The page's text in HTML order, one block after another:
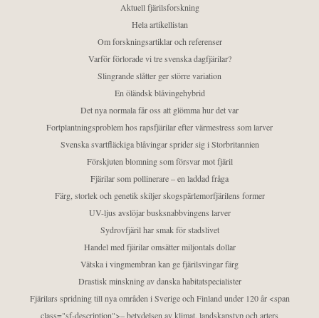
Aktuell fjärilsforskning
Hela artikellistan
Om forskningsartiklar och referenser
Varför förlorade vi tre svenska dagfjärilar?
Slingrande slåtter ger större variation
En öländsk blåvingehybrid
Det nya normala får oss att glömma hur det var
Fortplantningsproblem hos rapsfjärilar efter värmestress som larver
Svenska svartfläckiga blåvingar sprider sig i Storbritannien
Förskjuten blomning som försvar mot fjäril
Fjärilar som pollinerare – en laddad fråga
Färg, storlek och genetik skiljer skogspärlemorfjärilens former
UV-ljus avslöjar busksnabbvingens larver
Sydrovfjäril har smak för stadslivet
Handel med fjärilar omsätter miljontals dollar
Vätska i vingmembran kan ge fjärilsvingar färg
Drastisk minskning av danska habitatspecialister
Fjärilars spridning till nya områden i Sverige och Finland under 120 år <span
class="sf-description">– betydelsen av klimat, landskapstyp och arters